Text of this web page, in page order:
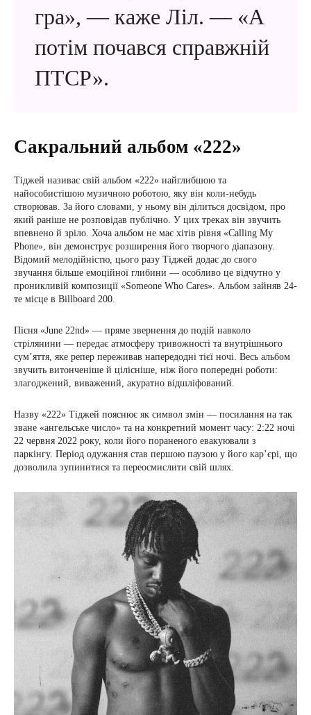
гра», — каже Ліл. — «А
потім почався справжній
ПТСР».
Сакральний альбом «222»
Тіджей називає свій альбом «222» найглибшою та
найособистішою музичною роботою, яку він коли-небудь
створював. За його словами, у ньому він ділиться досвідом, про
який раніше не розповідав публічно. У цих треках він звучить
впевнено й зріло. Хоча альбом не має хітів рівня «Calling My
Phone», він демонструє розширення його творчого діапазону.
Відомий мелодійністю, цього разу Тіджей додає до свого
звучання більше емоційної глибини — особливо це відчутно у
проникливій композиції «Someone Who Cares». Альбом зайняв 24-
те місце в Billboard 200.
Пісня «June 22nd» — пряме звернення до подій навколо
стрілянини — передає атмосферу тривожності та внутрішнього
сум’яття, яке репер переживав напередодні тієї ночі. Весь альбом
звучить витонченіше й цілісніше, ніж його попередні роботи:
злагоджений, виважений, акуратно відшліфований.
Назву «222» Тіджей пояснює як символ змін — посилання на так
зване «ангельське число» та на конкретний момент часу: 2:22 ночі
22 червня 2022 року, коли його пораненого евакуювали з
паркінгу. Період одужання став першою паузою у його кар’єрі, що
дозволила зупинитися та переосмислити свій шлях.